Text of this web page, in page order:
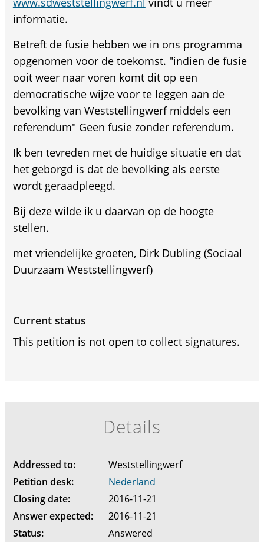
informatie.
Betreft de fusie hebben we in ons programma
opgenomen voor de toekomst. "indien de fusie
ooit weer naar voren komt dit op een
democratische wijze voor te leggen aan de
bevolking van Weststellingwerf middels een
referendum" Geen fusie zonder referendum.
Ik ben tevreden met de huidige situatie en dat
het geborgd is dat de bevolking als eerste
wordt geraadpleegd.
Bij deze wilde ik u daarvan op de hoogte
stellen.
met vriendelijke groeten, Dirk Dubling (Sociaal
Duurzaam Weststellingwerf)
Current status
This petition is not open to collect signatures.
Details
Addressed to:
Weststellingwerf
Petition desk:
Nederland
Closing date:
2016-11-21
Answer expected:
2016-11-21
Status:
Answered